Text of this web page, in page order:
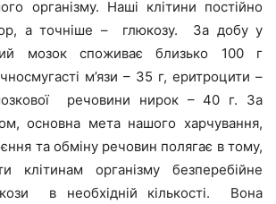
організму. Наші клітини постійно
а точніше – глюкозу. За добу у
мозок споживає близько 100 г
м’язи – 35 г, еритроцити –
речовини нирок – 40 г. За
основна мета нашого харчування,
та обміну речовин полягає в тому,
клітинам організму безперебійне
в необхідній кількості. Вона